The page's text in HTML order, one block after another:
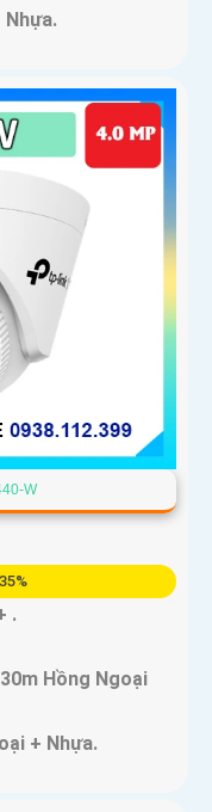
Nhựa.
W
.
Hồng Ngoại
+ Nhựa.